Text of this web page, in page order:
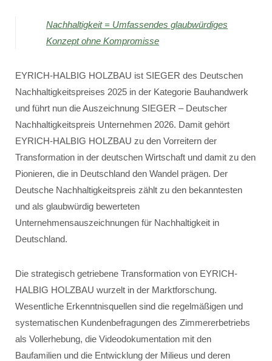
Nachhaltigkeit = Umfassendes glaubwürdiges
Konzept ohne Kompromisse
EYRICH-HALBIG HOLZBAU ist SIEGER des Deutschen
Nachhaltigkeitspreises 2025 in der Kategorie Bauhandwerk
und führt nun die Auszeichnung SIEGER – Deutscher
Nachhaltigkeitspreis Unternehmen 2026. Damit gehört
EYRICH-HALBIG HOLZBAU zu den Vorreitern der
Transformation in der deutschen Wirtschaft und damit zu den
Pionieren, die in Deutschland den Wandel prägen. Der
Deutsche Nachhaltigkeitspreis zählt zu den bekanntesten
und als glaubwürdig bewerteten
Unternehmensauszeichnungen für Nachhaltigkeit in
Deutschland.
Die strategisch getriebene Transformation von EYRICH-
HALBIG HOLZBAU wurzelt in der Marktforschung.
Wesentliche Erkenntnisquellen sind die regelmäßigen und
systematischen Kundenbefragungen des Zimmererbetriebs
als Vollerhebung, die Videodokumentation mit den
Baufamilien und die Entwicklung der Milieus und deren